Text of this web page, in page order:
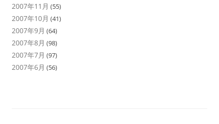
2007年11月 (55)
2007年10月 (41)
2007年9月 (64)
2007年8月 (98)
2007年7月 (97)
2007年6月 (56)